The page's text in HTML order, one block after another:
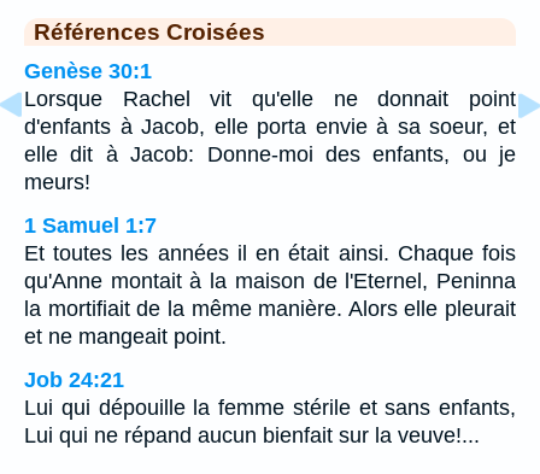
Références Croisées
Genèse 30:1
Lorsque Rachel vit qu'elle ne donnait point
d'enfants à Jacob, elle porta envie à sa soeur, et
elle dit à Jacob: Donne-moi des enfants, ou je
meurs!
1 Samuel 1:7
Et toutes les années il en était ainsi. Chaque fois
qu'Anne montait à la maison de l'Eternel, Peninna
la mortifiait de la même manière. Alors elle pleurait
et ne mangeait point.
Job 24:21
Lui qui dépouille la femme stérile et sans enfants,
Lui qui ne répand aucun bienfait sur la veuve!...